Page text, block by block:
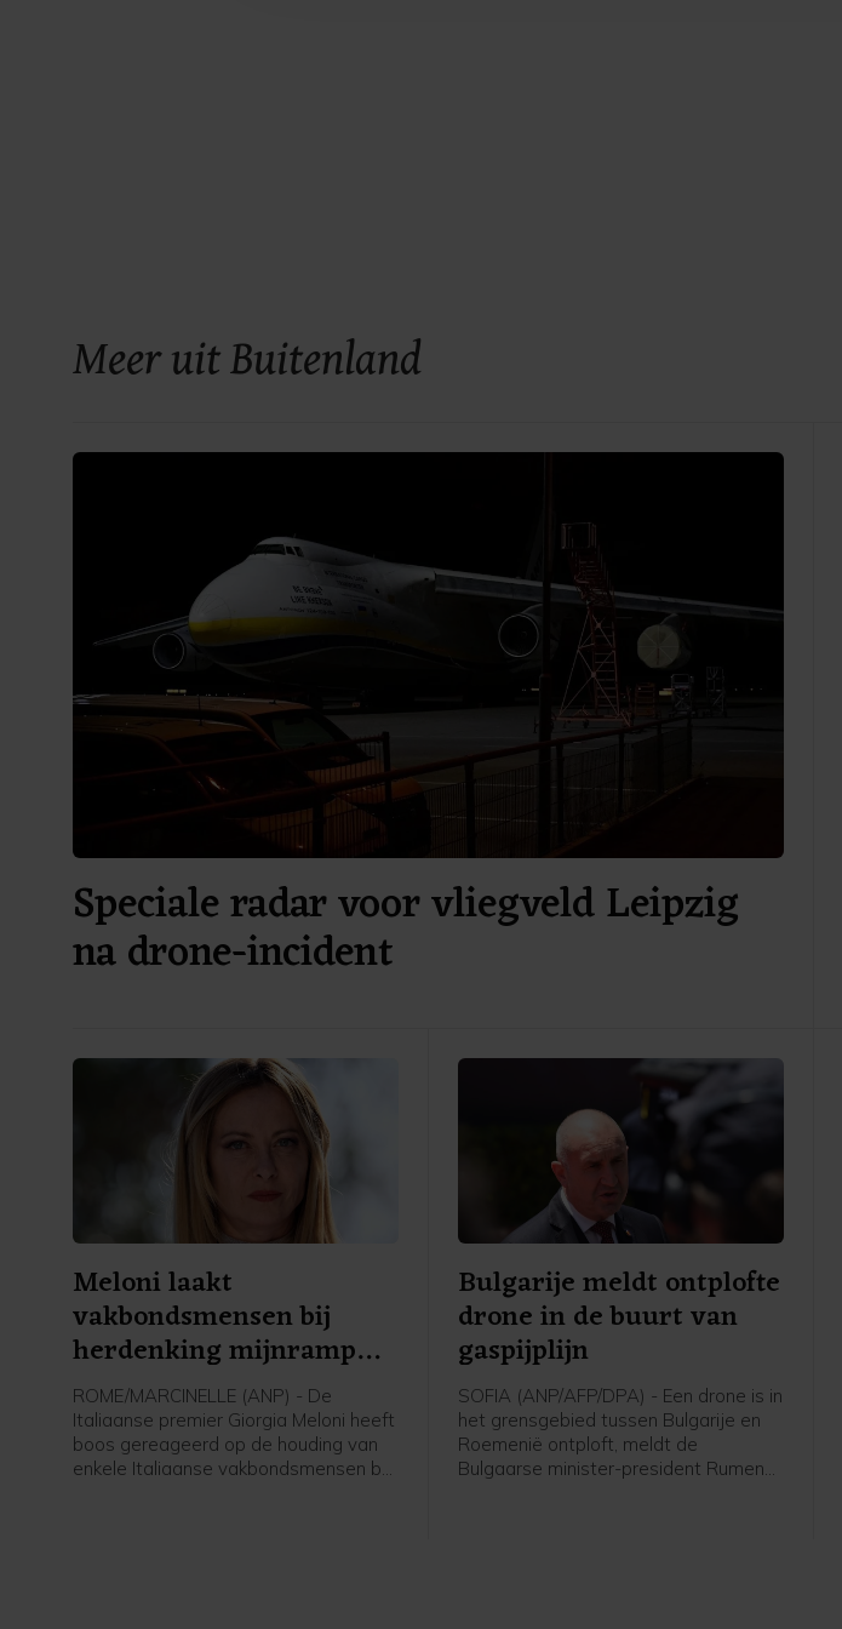
Meer uit Buitenland
Speciale radar voor vliegveld Leipzig
na drone-incident
Meloni laakt
vakbondsmensen bij
herdenking mijnramp
Marcinelle
ROME/MARCINELLE (ANP) - De
Italiaanse premier Giorgia Meloni heeft
boos gereageerd op de houding van
enkele Italiaanse vakbondsmensen bij
Bulgarije meldt ontplofte
drone in de buurt van
gaspijplijn
SOFIA (ANP/AFP/DPA) - Een drone is in
het grensgebied tussen Bulgarije en
Roemenië ontploft, meldt de
Bulgaarse minister-president Rumen